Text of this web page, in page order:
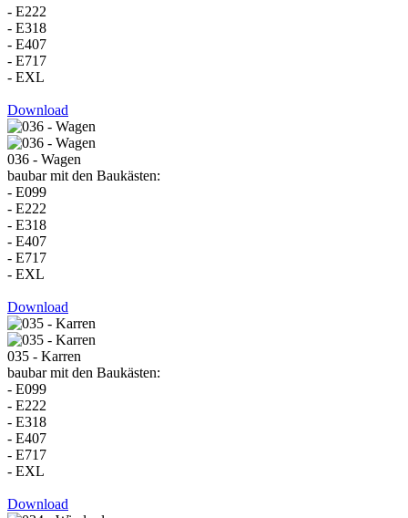
- E222
- E318
- E407
- E717
- EXL
Download
036 - Wagen
baubar mit den Baukästen:
- E099
- E222
- E318
- E407
- E717
- EXL
Download
035 - Karren
baubar mit den Baukästen:
- E099
- E222
- E318
- E407
- E717
- EXL
Download